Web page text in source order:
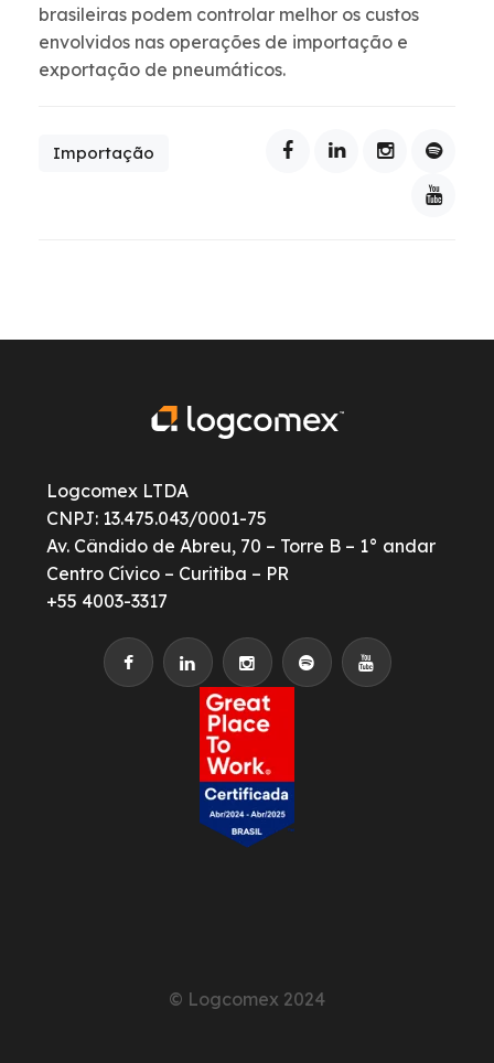
brasileiras podem controlar melhor os custos
envolvidos nas operações de importação e
exportação de pneumáticos.
Importação
Logcomex LTDA
CNPJ: 13.475.043/0001-75
Av. Cândido de Abreu, 70 – Torre B – 1° andar
Centro Cívico – Curitiba – PR
+55 4003-3317
© Logcomex 2024